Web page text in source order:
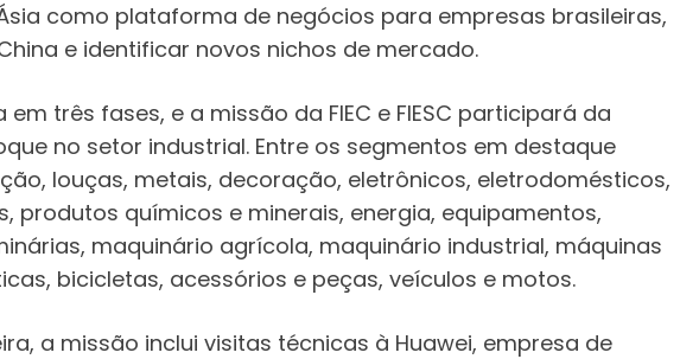
como plataforma de negócios para empresas brasileiras,
e identificar novos nichos de mercado.
três fases, e a missão da FIEC e FIESC participará da
no setor industrial. Entre os segmentos em destaque
louças, metais, decoração, eletrônicos, eletrodomésticos,
produtos químicos e minerais, energia, equipamentos,
maquinário agrícola, maquinário industrial, máquinas
bicicletas, acessórios e peças, veículos e motos.
a missão inclui visitas técnicas à Huawei, empresa de